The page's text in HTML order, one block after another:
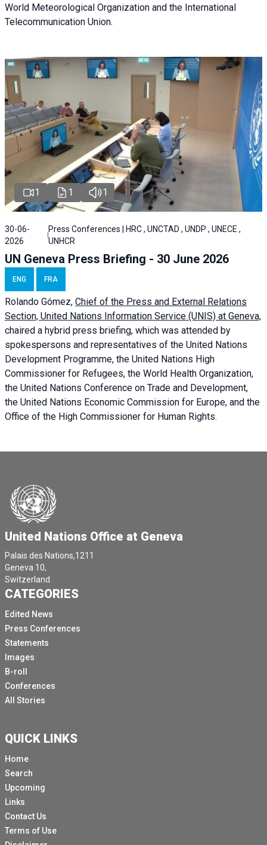
World Meteorological Organization and the International
Telecommunication Union.
1 1 1
30-06-
2026
Press Conferences | HRC , UNCTAD , UNDP , UNECE ,
UNHCR
UN Geneva Press Briefing - 30 June 2026
ENG FRA
Rolando Gómez, Chief of the Press and External Relations
Section, United Nations Information Service (UNIS) at Geneva,
chaired a hybrid press briefing, which was attended by
spokespersons and representatives of the United Nations
Development Programme, the United Nations High
Commissioner for Refugees, the World Health Organization,
the United Nations Conference on Trade and Development,
the United Nations Economic Commission for Europe, and the
Office of the High Commissioner for Human Rights.
United Nations Office at Geneva
Palais des Nations,1211
Geneva 10,
Switzerland.
CATEGORIES
Edited News
Press Conferences
Statements
Images
B-roll
Conferences
All Stories
QUICK LINKS
Home
Search
Upcoming
Links
Contact Us
Terms of Use